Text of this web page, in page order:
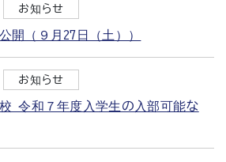
お知らせ
（９月27日（土））
お知らせ
令和７年度入学生の入部可能な